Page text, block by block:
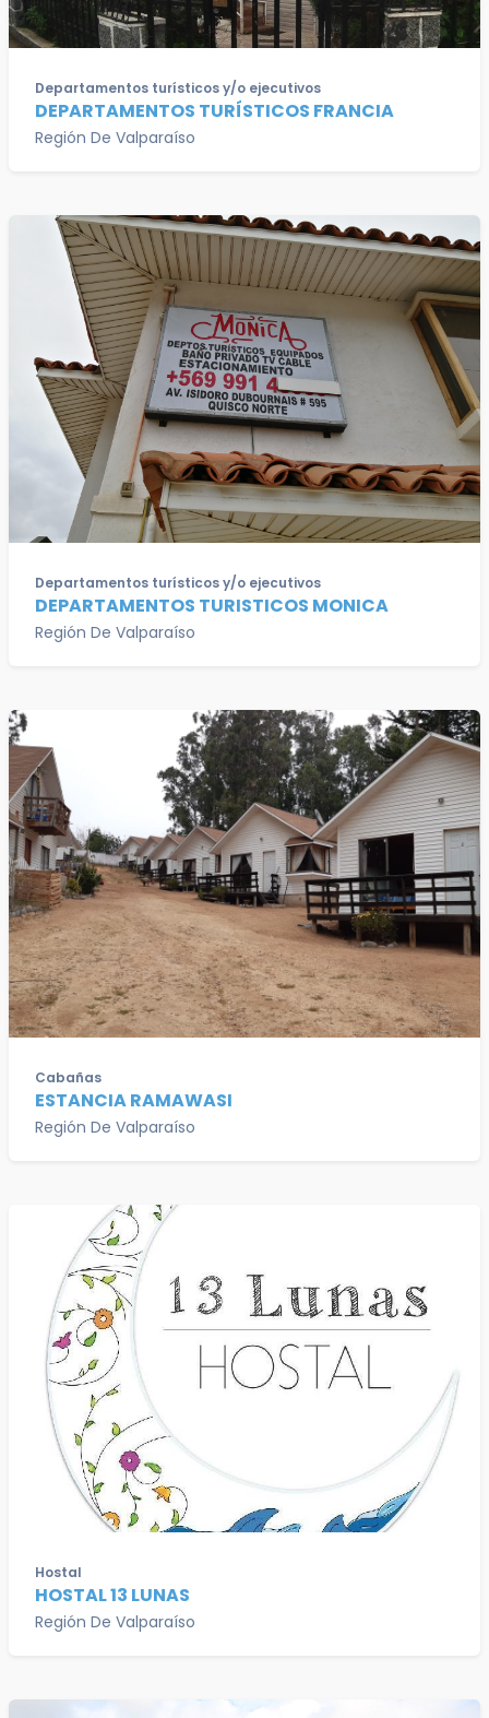
Departamentos turísticos y/o ejecutivos
DEPARTAMENTOS TURÍSTICOS FRANCIA
Región De Valparaíso
Departamentos turísticos y/o ejecutivos
DEPARTAMENTOS TURISTICOS MONICA
Región De Valparaíso
Cabañas
ESTANCIA RAMAWASI
Región De Valparaíso
Hostal
HOSTAL 13 LUNAS
Región De Valparaíso